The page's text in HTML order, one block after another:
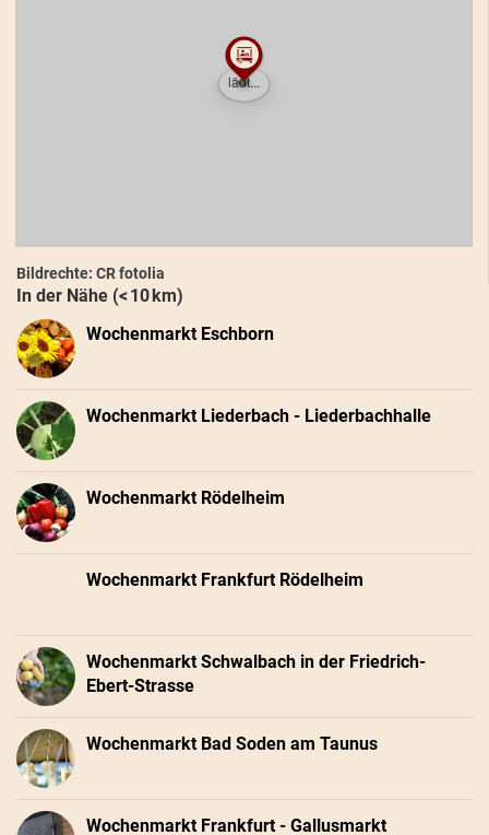
Bildrechte: CR fotolia
In der Nähe (< 10 km)
Wochenmarkt Eschborn
Wochenmarkt Liederbach - Liederbachhalle
Wochenmarkt Rödelheim
Wochenmarkt Frankfurt Rödelheim
Wochenmarkt Schwalbach in der Friedrich-
Ebert-Strasse
Wochenmarkt Bad Soden am Taunus
Wochenmarkt Frankfurt - Gallusmarkt